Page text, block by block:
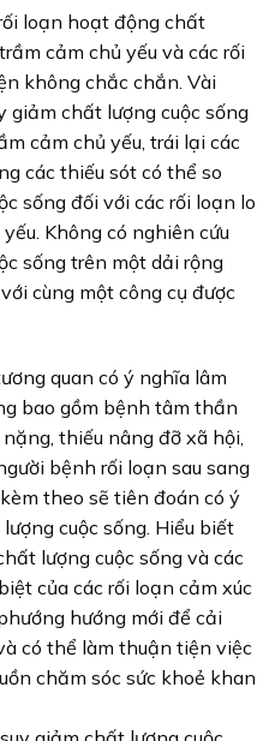
loạn hoạt động chất
cảm chủ yếu và các rối
không chắc chắn. Vài
giảm chất lượng cuộc sống
cảm chủ yếu, trái lại các
các thiếu sót có thể so
sống đối với các rối loạn lo
Không có nghiên cứu
sống trên một dải rộng
cùng một công cụ được
quan có ý nghĩa lâm
bao gồm bệnh tâm thần
thiếu nâng đỡ xã hội,
bệnh rối loạn sau sang
theo sẽ tiên đoán có ý
cuộc sống. Hiểu biết
lượng cuộc sống và các
của các rối loạn cảm xúc
hướng mới để cải
có thể làm thuận tiện việc
chăm sóc sức khoẻ khan